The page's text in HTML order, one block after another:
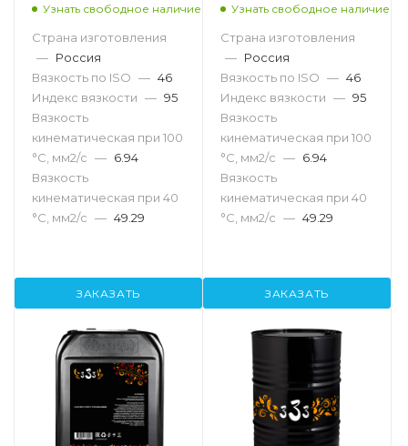
Узнать свободное наличие
Страна изготовления
— Россия
Вязкость по ISO — 46
Индекс вязкости — 95
Вязкость
кинематическая при 100
°С, мм2/с — 6.94
Вязкость
кинематическая при 40
°С, мм2/с — 49.29
ЗАКАЗАТЬ
Узнать свободное наличие
Страна изготовления
— Россия
Вязкость по ISO — 46
Индекс вязкости — 95
Вязкость
кинематическая при 100
°С, мм2/с — 6.94
Вязкость
кинематическая при 40
°С, мм2/с — 49.29
ЗАКАЗАТЬ